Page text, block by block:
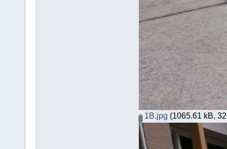
1B.jpg (1065.61 kB,